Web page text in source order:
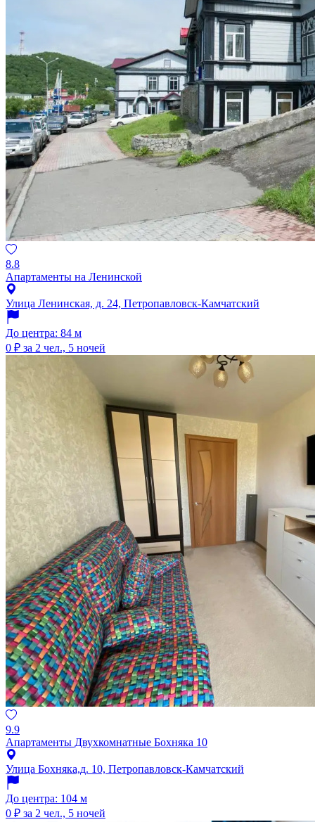
8.8
Апартаменты на Ленинской
Улица Ленинская, д. 24, Петропавловск-Камчатский
До центра: 84 м
0 ₽ за 2 чел., 5 ночей
9.9
Апартаменты Двухкомнатные Бохняка 10
Улица Бохняка,д. 10, Петропавловск-Камчатский
До центра: 104 м
0 ₽ за 2 чел., 5 ночей